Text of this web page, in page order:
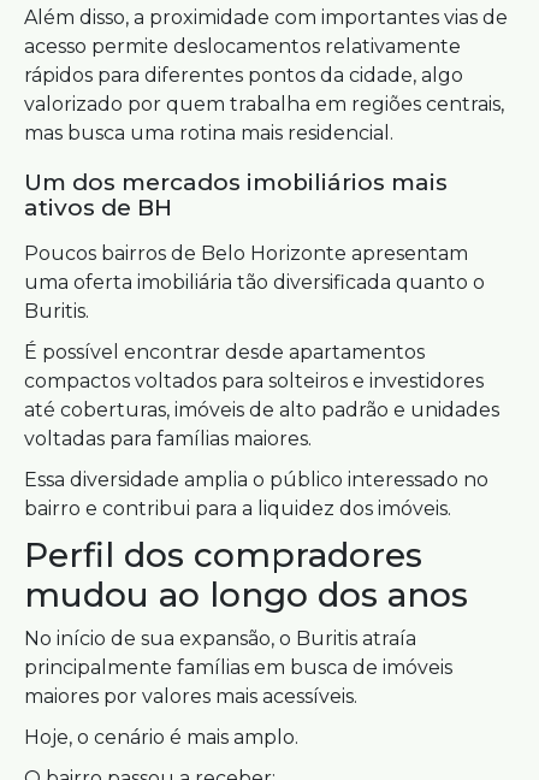
Além disso, a proximidade com importantes vias de
acesso permite deslocamentos relativamente
rápidos para diferentes pontos da cidade, algo
valorizado por quem trabalha em regiões centrais,
mas busca uma rotina mais residencial.
Um dos mercados imobiliários mais
ativos de BH
Poucos bairros de Belo Horizonte apresentam
uma oferta imobiliária tão diversificada quanto o
Buritis.
É possível encontrar desde apartamentos
compactos voltados para solteiros e investidores
até coberturas, imóveis de alto padrão e unidades
voltadas para famílias maiores.
Essa diversidade amplia o público interessado no
bairro e contribui para a liquidez dos imóveis.
Perfil dos compradores
mudou ao longo dos anos
No início de sua expansão, o Buritis atraía
principalmente famílias em busca de imóveis
maiores por valores mais acessíveis.
Hoje, o cenário é mais amplo.